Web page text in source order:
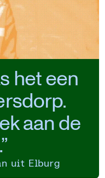
het een
aan de
uit Elburg